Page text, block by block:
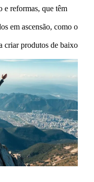
e reformas, que têm
em ascensão, como o
criar produtos de baixo